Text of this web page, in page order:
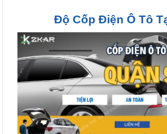
Độ Cốp Điện Ô Tô